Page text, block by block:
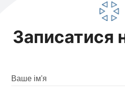
Записатися